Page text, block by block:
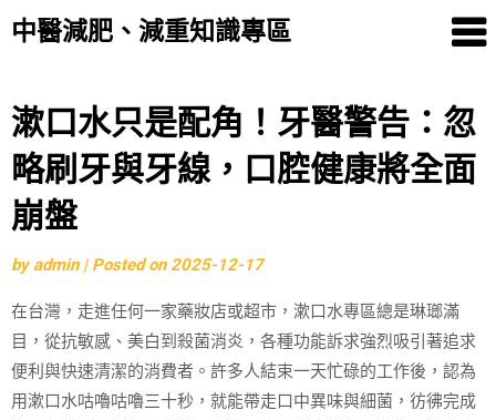
中醫減肥、減重知識專區
Skip
to
content
漱口水只是配角！牙醫警告：忽
略刷牙與牙線，口腔健康將全面
崩盤
byadmin | Posted on2025-12-17
在台灣，走進任何一家藥妝店或超市，漱口水專區總是琳瑯滿
目，從抗敏感、美白到殺菌消炎，各種功能訴求強烈吸引著追求
便利與快速清潔的消費者。許多人結束一天忙碌的工作後，認為
用漱口水咕嚕咕嚕三十秒，就能帶走口中異味與細菌，彷彿完成